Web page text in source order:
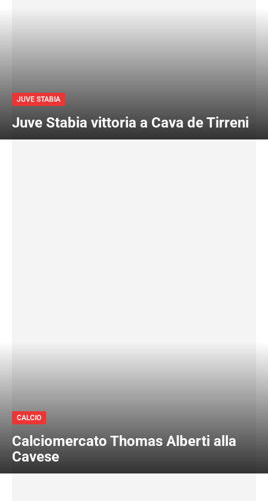
JUVE STABIA
Juve Stabia vittoria a Cava de Tirreni
CALCIO
Calciomercato Thomas Alberti alla
Cavese